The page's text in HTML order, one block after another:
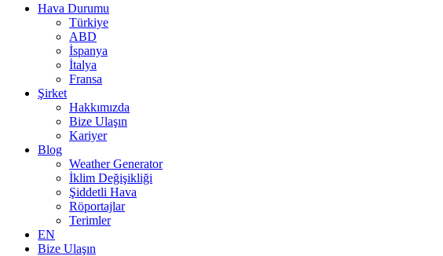
Hava Durumu
Türkiye
ABD
İspanya
İtalya
Fransa
Şirket
Hakkımızda
Bize Ulaşın
Kariyer
Blog
Weather Generator
İklim Değişikliği
Şiddetli Hava
Röportajlar
Terimler
EN
Bize Ulaşın